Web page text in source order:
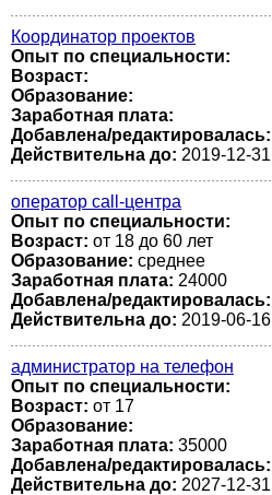
Координатор проектов
Опыт по специальности:
Возраст:
Образование:
Заработная плата:
Добавлена/редактировалась:
Действительна до: 2019-12-31
оператор call-центра
Опыт по специальности:
Возраст: от 18 до 60 лет
Образование: среднее
Заработная плата: 24000
Добавлена/редактировалась:
Действительна до: 2019-06-16
администратор на телефон
Опыт по специальности:
Возраст: от 17
Образование:
Заработная плата: 35000
Добавлена/редактировалась:
Действительна до: 2027-12-31